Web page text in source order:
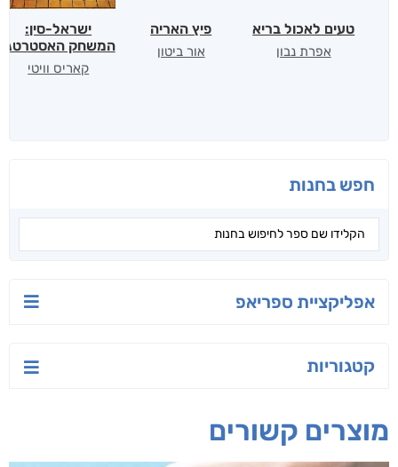
חפש בחנות
אפליקציית ספריאפ
קטגוריות
טעים לאכול בריא
אפרת נבון
פיץ האריה
אור ביטון
ישראל-סין:
המשחק האסטרטגי
קאריס וויטי
מוצרים קשורים